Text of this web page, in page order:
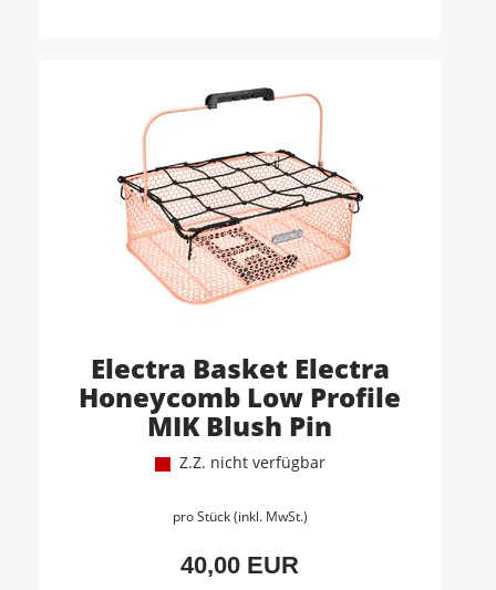
Electra Basket Electra
Honeycomb Low Profile
MIK Blush Pin
Z.Z. nicht verfügbar
pro Stück (inkl. MwSt.)
40,00 EUR